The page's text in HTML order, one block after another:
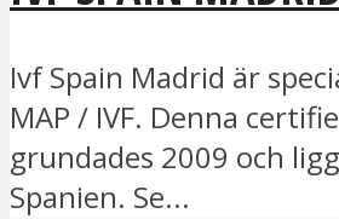
Ivf Spain Madrid är
MAP / IVF. Denna
grundades 2009 och
Spanien. Se...